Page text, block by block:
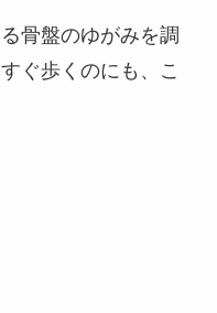
骨盤のゆがみを調
ぐ歩くのにも、こ